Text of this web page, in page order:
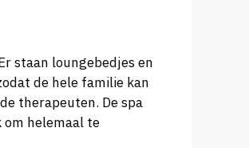
staan loungebedjes en
de hele familie kan
therapeuten. De spa
helemaal te